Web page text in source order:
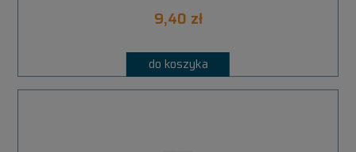
9,40 zł
do koszyka